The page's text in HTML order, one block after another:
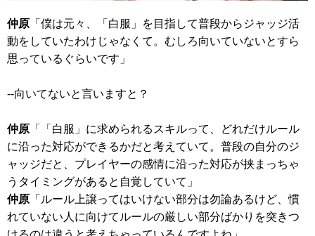
仲原 「僕は元々、「白服」を目指して普段からジャッジ活
動をしていたわけじゃなくて。むしろ向いていないとすら
思っているぐらいです」
--向いてないと言いますと？
仲原 「「白服」に求められるスキルって、どれだけルール
に沿った対応ができるかだと考えていて。普段の自分のジ
ャッジだと、プレイヤーの感情に沿った対応が挟まっちゃ
うタイミングがあると自覚していて」
仲原 「ルール上譲ってはいけない部分は勿論あるけど、慣
れていない人に向けてルールの厳しい部分ばかりを突きつ